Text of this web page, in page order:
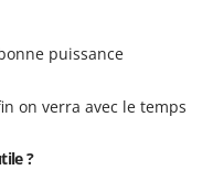
puissance
on verra avec le temps
?